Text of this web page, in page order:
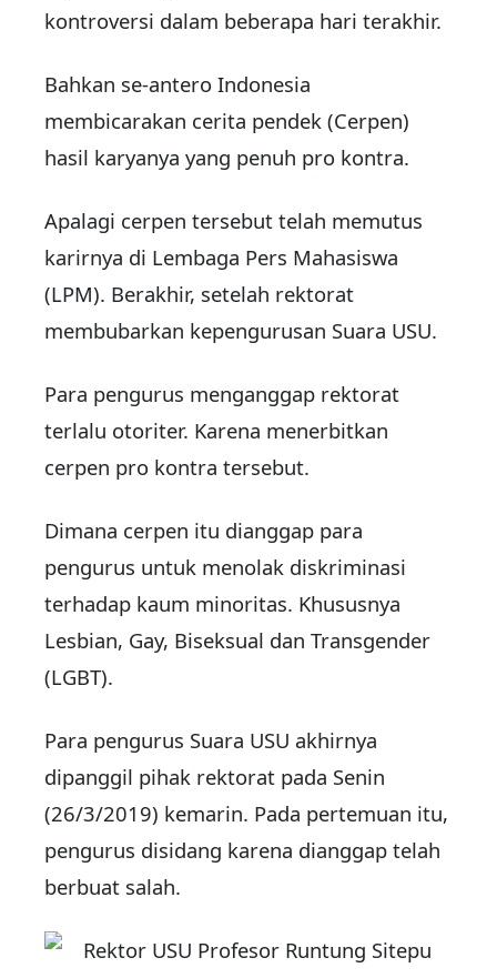
kontroversi dalam beberapa hari terakhir.
Bahkan se-antero Indonesia
membicarakan cerita pendek (Cerpen)
hasil karyanya yang penuh pro kontra.
Apalagi cerpen tersebut telah memutus
karirnya di Lembaga Pers Mahasiswa
(LPM). Berakhir, setelah rektorat
membubarkan kepengurusan Suara USU.
Para pengurus menganggap rektorat
terlalu otoriter. Karena menerbitkan
cerpen pro kontra tersebut.
Dimana cerpen itu dianggap para
pengurus untuk menolak diskriminasi
terhadap kaum minoritas. Khususnya
Lesbian, Gay, Biseksual dan Transgender
(LGBT).
Para pengurus Suara USU akhirnya
dipanggil pihak rektorat pada Senin
(26/3/2019) kemarin. Pada pertemuan itu,
pengurus disidang karena dianggap telah
berbuat salah.